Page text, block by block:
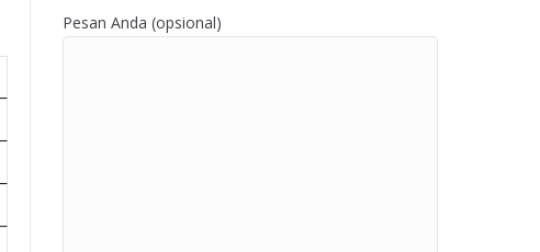
Pesan Anda (opsional)